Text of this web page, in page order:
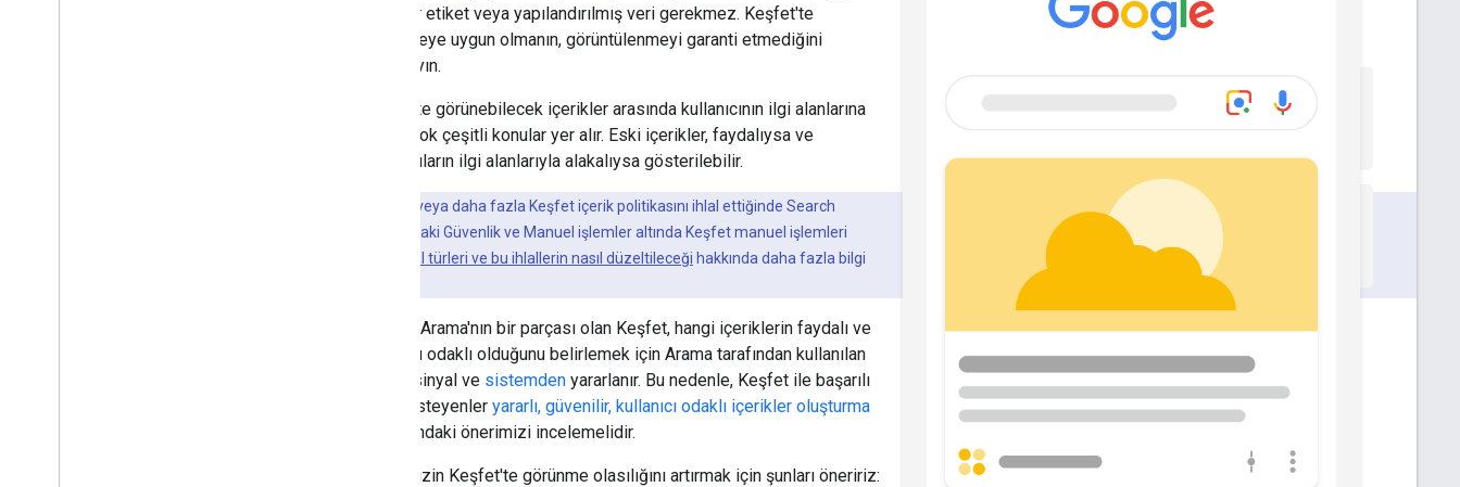
Özel bir etiket veya yapılandırılmış veri gerekmez. Keşfet'te
görünmeye uygun olmanın, görüntülenmeyi garanti etmediğini
unutmayın.
Keşfet'te görünebilecek içerikler arasında kullanıcının ilgi alanlarına
uygun çok çeşitli konular yer alır. Eski içerikler, faydalıysa ve
kullanıcıların ilgi alanlarıyla alakalıysa gösterilebilir.
Siteniz bir veya daha fazla Keşfet içerik politikasını ihlal ettiğinde Search
Console'unuzdaki Güvenlik ve Manuel işlemler altında Keşfet manuel işlemleri
İhlal türleri ve bu ihlallerin nasıl düzeltileceği hakkında daha fazla bilgi
Google Arama'nın bir parçası olan Keşfet, hangi içeriklerin faydalı ve
kullanıcı odaklı olduğunu belirlemek için Arama tarafından kullanılan
birçok sinyal ve sistemden yararlanır. Bu nedenle, Keşfet ile başarılı
olmak isteyenler yararlı, güvenilir, kullanıcı odaklı içerikler oluşturma
konusundaki önerimizi incelemelidir.
İçeriğinizin Keşfet'te görünme olasılığını artırmak için şunları öneririz: